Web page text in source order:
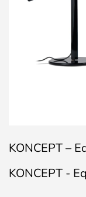
KONCEPT –
KONCEPT -